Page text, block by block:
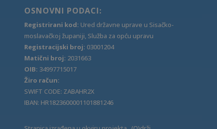
OSNOVNI PODACI:
Registrirani kod: Ured državne uprave u Sisačko-
moslavačkoj županiji, Služba za opću upravu
Registracijski broj: 03001204
Matični broj: 2031663
OIB: 34997715017
Žiro račun:
SWIFT CODE: ZABAHR2X
IBAN: HR1823600001101881246